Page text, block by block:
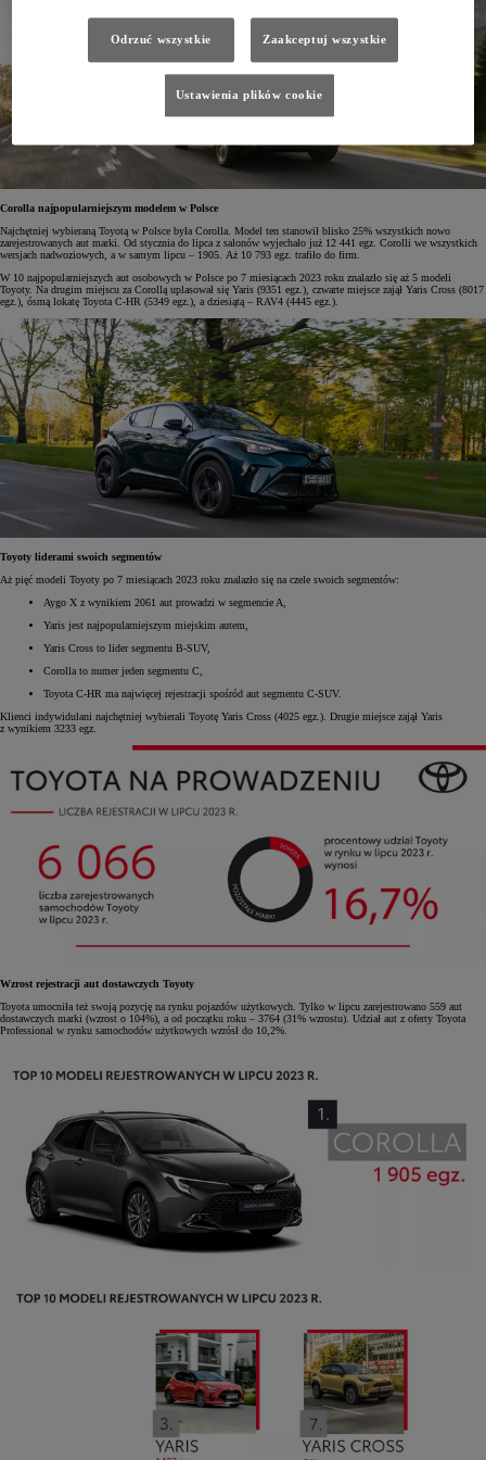
Corolla najpopularniejszym modelem w Polsce
Najchętniej wybieraną Toyotą w Polsce była Corolla. Model ten stanowił blisko 25% wszystkich nowo
zarejestrowanych aut marki. Od stycznia do lipca z salonów wyjechało już 12 441 egz. Corolli we wszystkich
wersjach nadwoziowych, a w samym lipcu – 1905. Aż 10 793 egz. trafiło do firm.
W 10 najpopularniejszych aut osobowych w Polsce po 7 miesiącach 2023 roku znalazło się aż 5 modeli
Toyoty. Na drugim miejscu za Corollą uplasował się Yaris (9351 egz.), czwarte miejsce zajął Yaris Cross (8017
egz.), ósmą lokatę Toyota C-HR (5349 egz.), a dziesiątą – RAV4 (4445 egz.).
Toyoty liderami swoich segmentów
Aż pięć modeli Toyoty po 7 miesiącach 2023 roku znalazło się na czele swoich segmentów:
Aygo X z wynikiem 2061 aut prowadzi w segmencie A,
Yaris jest najpopularniejszym miejskim autem,
Yaris Cross to lider segmentu B-SUV,
Corolla to numer jeden segmentu C,
Toyota C-HR ma najwięcej rejestracji spośród aut segmentu C-SUV.
Klienci indywidulani najchętniej wybierali Toyotę Yaris Cross (4025 egz.). Drugie miejsce zajął Yaris
z wynikiem 3233 egz.
Wzrost rejestracji aut dostawczych Toyoty
Toyota umocniła też swoją pozycję na rynku pojazdów użytkowych. Tylko w lipcu zarejestrowano 559 aut
dostawczych marki (wzrost o 104%), a od początku roku – 3764 (31% wzrostu). Udział aut z oferty Toyota
Professional w rynku samochodów użytkowych wzrósł do 10,2%.
Odrzuć wszystkie Zaakceptuj wszystkie
Ustawienia plików cookie